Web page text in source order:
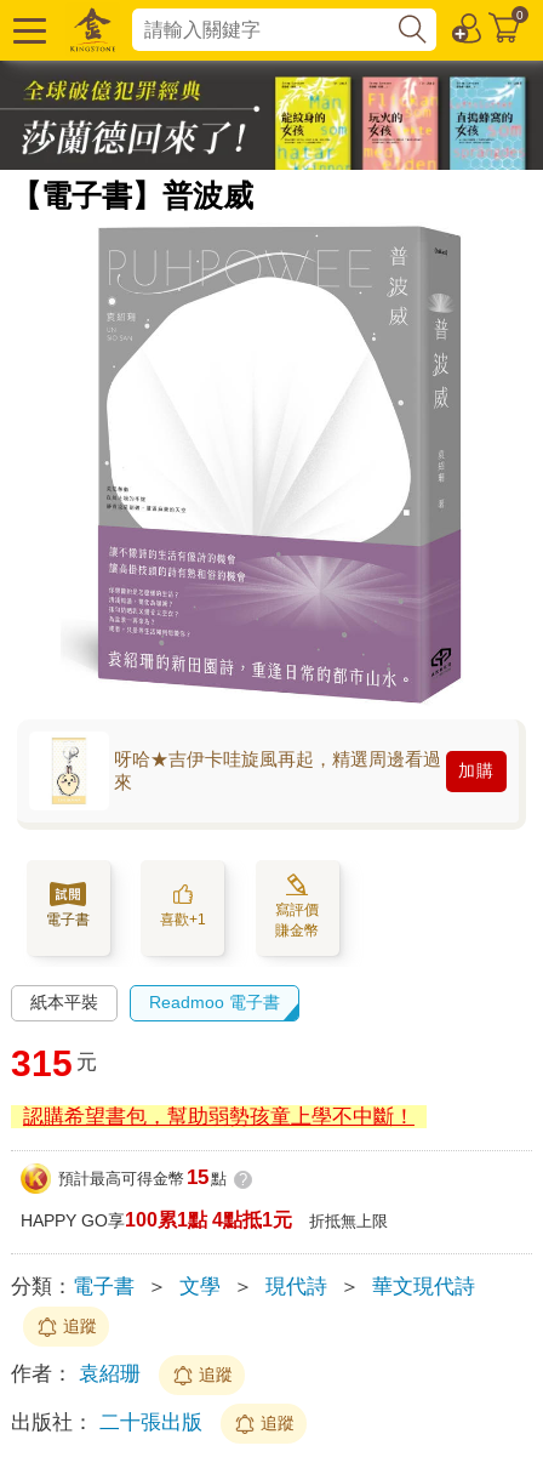
0
【電子書】普波威
呀哈★吉伊卡哇旋風再起，精選周邊看過
來
加購
電子書 喜歡+1
寫評價
賺金幣
紙本平裝 Readmoo 電子書
315 元
認購希望書包，幫助弱勢孩童上學不中斷！
預計最高可得金幣 15點 ?
HAPPY GO享100累1點 4點抵1元 折抵無上限
分類： 電子書 ＞ 文學 ＞ 現代詩 ＞ 華文現代詩
追蹤
作者： 袁紹珊 追蹤
出版社： 二十張出版 追蹤